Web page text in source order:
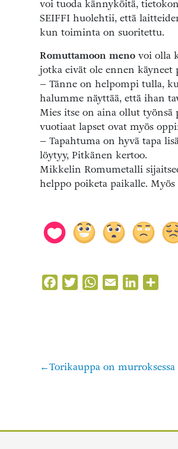
voi tuoda kännyköitä,
SEIFFI huolehtii, että
kun toiminta on suoritettu.
Romuttamoon meno voi olla
jotka eivät ole ennen käyneet
– Tänne on helpompi tulla,
halumme näyttää, että ihan
Mies itse on aina ollut työnsä
vuotiaat lapset ovat myös
– Tapahtuma on hyvä tapa
löytyy, Pitkänen kertoo.
Mikkelin Romumetalli
helppo poiketa paikalle.
FacebookTwitterWhatsApp
Email LinkedIn
Artikkelien
Torikauppa on murroksessa